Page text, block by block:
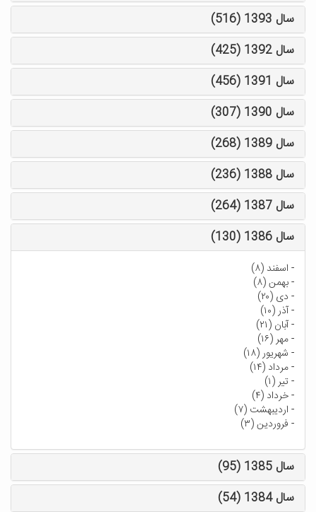
سال 1393 (516)
سال 1392 (425)
سال 1391 (456)
سال 1390 (307)
سال 1389 (268)
سال 1388 (236)
سال 1387 (264)
سال 1386 (130)
- اسفند (۸)
-بهمن (۸)
- دی (۲۰)
-آذر (۱۰)
-آبان (۲۱)
-مهر (۱۶)
- شهریور (۱۸)
-مرداد (۱۴)
-تیر (۱)
-خرداد (۴)
- اردیبهشت (۷)
- فروردین (۳)
سال 1385 (95)
سال 1384 (54)